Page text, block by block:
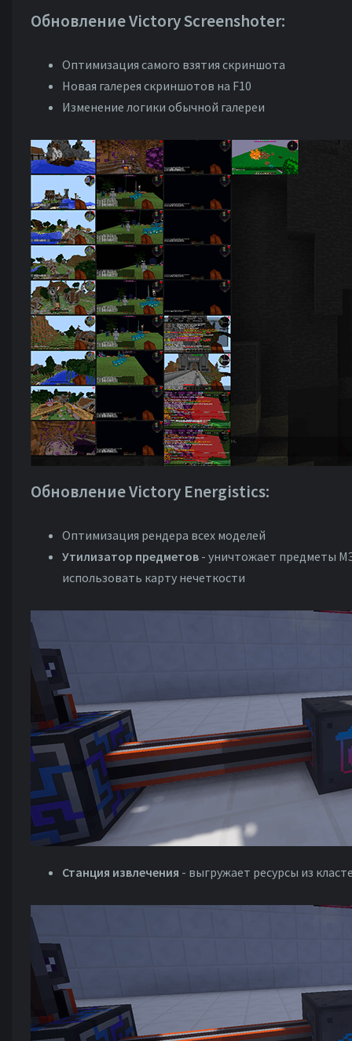
Обновление Victory Screenshoter:
Оптимизация самого взятия скриншота
Новая галерея скриншотов на F10
Изменение логики обычной галереи
Обновление Victory Energistics:
Оптимизация рендера всех моделей
Утилизатор предметов - уничтожает предметы
использовать карту нечеткости
Станция извлечения - выгружает ресурсы из